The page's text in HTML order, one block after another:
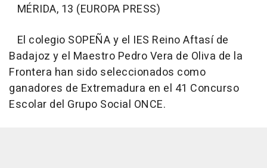
MÉRIDA, 13 (EUROPA PRESS)
El colegio SOPEÑA y el IES Reino Aftasí de
Badajoz y el Maestro Pedro Vera de Oliva de la
Frontera han sido seleccionados como
ganadores de Extremadura en el 41 Concurso
Escolar del Grupo Social ONCE.